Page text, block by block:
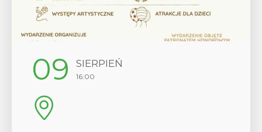
SIERPIEŃ
16:00